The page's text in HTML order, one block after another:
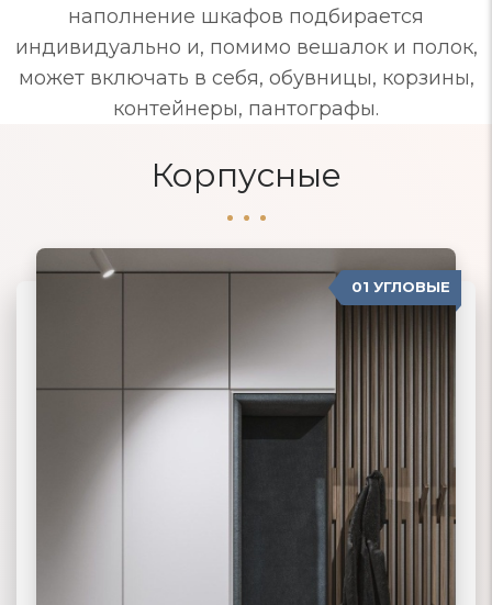
наполнение шкафов подбирается
индивидуально и, помимо вешалок и полок,
может включать в себя, обувницы, корзины,
контейнеры, пантографы.
Корпусные
01 УГЛОВЫЕ
02 ПРЯМЫЕ